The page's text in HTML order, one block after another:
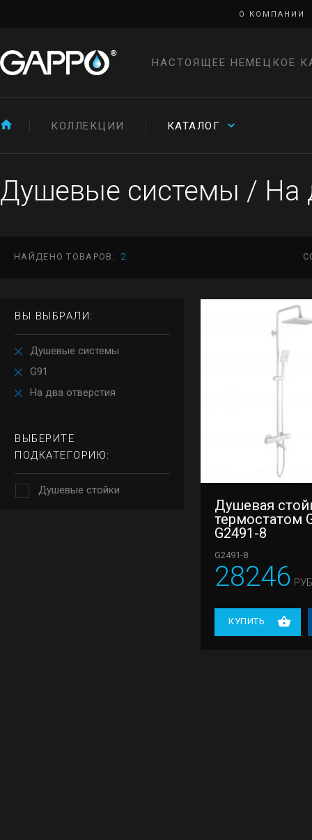
О КОМПАНИИ
НАСТОЯЩЕЕ НЕМЕЦКОЕ
КОЛЛЕКЦИИ КАТАЛОГ
Душевые системы / На
НАЙДЕНО ТОВАРОВ: 2
ВЫ ВЫБРАЛИ:
Душевые системы
G91
На два отверстия
ВЫБЕРИТЕ
ПОДКАТЕГОРИЮ:
Душевые стойки
Душевая
термостатом
G2491-8
G2491-8
28246
КУПИТЬ